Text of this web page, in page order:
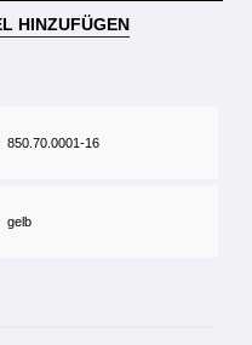
HINZUFÜGEN
850.70.0001-16
gelb